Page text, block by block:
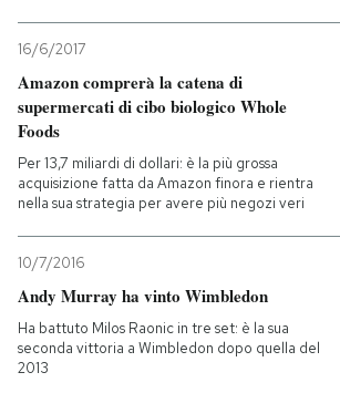
16/6/2017
Amazon comprerà la catena di
supermercati di cibo biologico Whole
Foods
Per 13,7 miliardi di dollari: è la più grossa
acquisizione fatta da Amazon finora e rientra
nella sua strategia per avere più negozi veri
10/7/2016
Andy Murray ha vinto Wimbledon
Ha battuto Milos Raonic in tre set: è la sua
seconda vittoria a Wimbledon dopo quella del
2013